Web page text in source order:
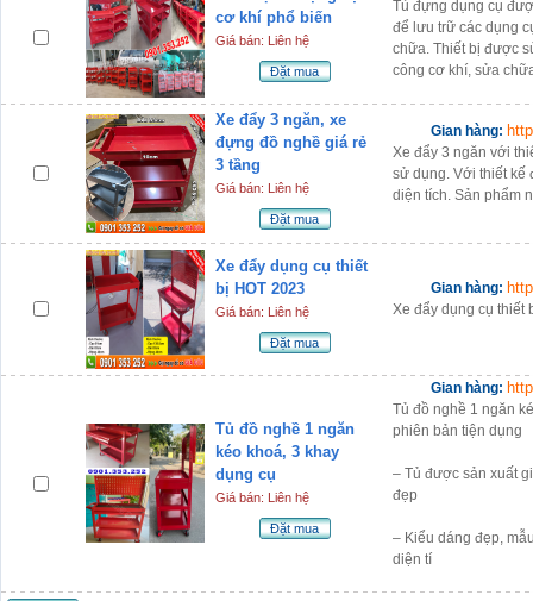
cơ khí phổ biến
Giá bán: Liên hệ
Đặt mua
Tủ đựng dụng cụ
để lưu trữ các dụng
chữa. Thiết bị được
công cơ khí, sửa
Xe đẩy 3 ngăn, xe
đựng đồ nghề giá rẻ
3 tầng
Giá bán: Liên hệ
Đặt mua
Gian hàng:
Xe đẩy 3 ngăn với
sử dụng. Với thiết kế
diện tích. Sản phẩm
Xe đẩy dụng cụ thiết
bị HOT 2023
Giá bán: Liên hệ
Đặt mua
Gian hàng:
Xe đẩy dụng cụ thiết
Tủ đồ nghề 1 ngăn
kéo khoá, 3 khay
dụng cụ
Giá bán: Liên hệ
Đặt mua
Gian hàng:
Tủ đồ nghề 1 ngăn
phiên bản tiện dụng
– Tủ được sản xuất
đẹp
– Kiểu dáng đẹp,
diện tí